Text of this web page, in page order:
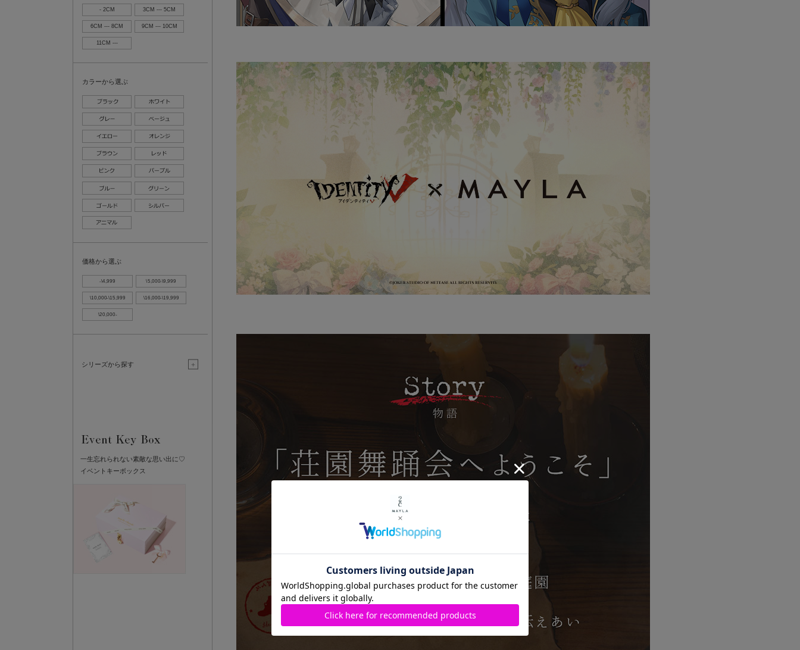
- 2CM 3CM --- 5CM
6CM --- 8CM 9CM --- 10CM
11CM ---
カラーから選ぶ
価格から選ぶ
-\4,999 \5,000-\9,999
\10,000-\15,999 \16,000-\19,999
\20,000-
シリーズから探す
一生忘れられない素敵な思い出に♡
イベントキーボックス